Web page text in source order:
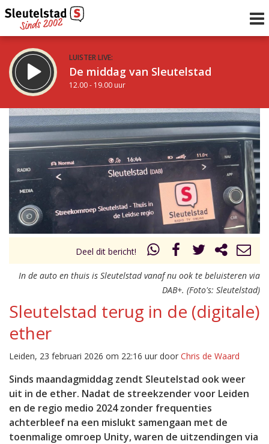
LUISTER LIVE:
De middag van Sleutelstad
12.00 - 19.00 uur
STRAKS:
De avond van Sleutelstad
19.00 - 22.00 uur
Vorig uur
uur 1 van 0 Volgend uur
Deel dit bericht!
In de auto en thuis is Sleutelstad vanaf nu ook te beluisteren via
DAB+. (Foto's: Sleutelstad)
Sleutelstad terug in de (digitale)
ether
Leiden, 23 februari 2026 om 22:16 uur door Chris de Waard
Sinds maandagmiddag zendt Sleutelstad ook weer
uit in de ether. Nadat de streekzender voor Leiden
en de regio medio 2024 zonder frequenties
achterbleef na een mislukt samengaan met de
toenmalige omroep Unity, waren de uitzendingen via